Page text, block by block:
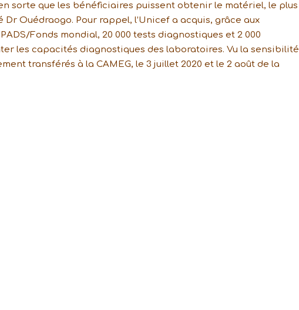
sorte que les bénéficiaires puissent obtenir le matériel, le plus
Ouédraogo. Pour rappel, l’Unicef a acquis, grâce aux
Fonds mondial, 20 000 tests diagnostiques et 2 000
les capacités diagnostiques des laboratoires. Vu la sensibilité
transférés à la CAMEG, le 3 juillet 2020 et le 2 août de la